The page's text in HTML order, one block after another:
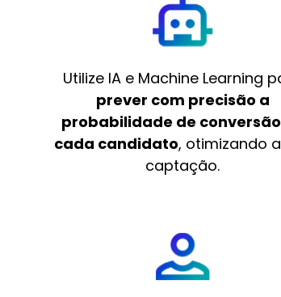
Utilize IA e Machine Learning
prever com precisão a
probabilidade de
cada candidato, otimizando
captação.